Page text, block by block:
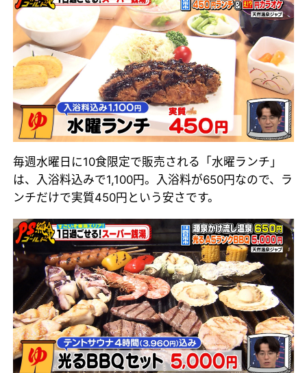
毎週水曜日に10食限定で販売される「水曜ランチ」
は、入浴料込みで1,100円。入浴料が650円なので、ラ
ンチだけで実質450円という安さです。